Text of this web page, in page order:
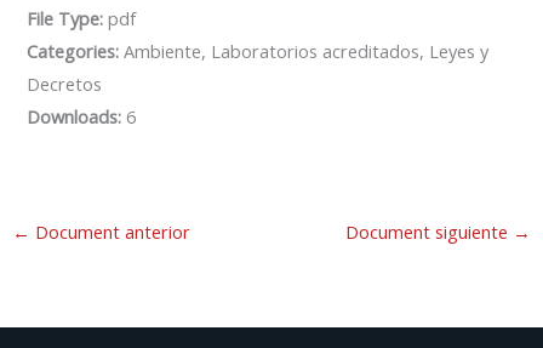
File Type:pdf
Categories:Ambiente, Laboratorios acreditados, Leyes y
Decretos
Downloads: 6
← Document anterior Document siguiente →